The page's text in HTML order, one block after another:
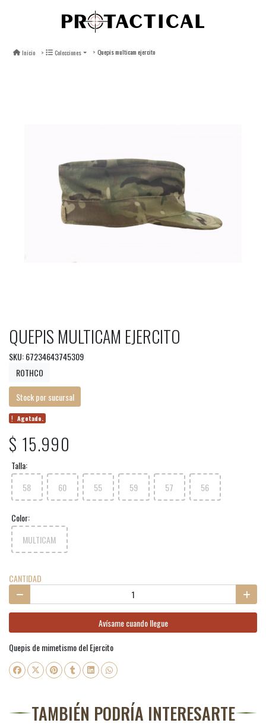
Inicio Colecciones Quepis multicam ejercito
QUEPIS MULTICAM EJERCITO
SKU: 67234643745309
ROTHCO
Stock por sucursal
Agotado.
$ 15.990
Talla:
58
60 55 59 57 56
Color:
MULTICAM
CANTIDAD
Avísame cuando llegue
Quepis de mimetismo del Ejercito
TAMBIÉN PODRÍA INTERESARTE